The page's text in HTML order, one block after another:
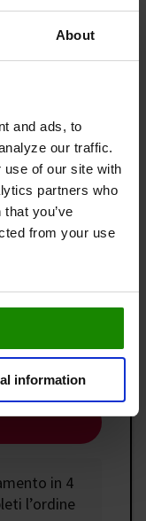
About
and ads, to
our traffic.
use of our site with
partners who
you’ve
from your use
information
regalo
Revitive
in 4
l’ordine